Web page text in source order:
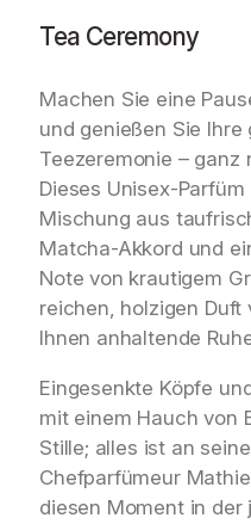
Tea Ceremony
Machen Sie eine
und genießen Sie Ihre
Teezeremonie – ganz
Dieses Unisex-
Mischung aus
Matcha-Akkord und
Note von krautigem
reichen, holzigen Duft
Ihnen anhaltende
Eingesenkte Köpfe
mit einem Hauch von
Stille; alles ist an
Chefparfümeur
diesen Moment in der